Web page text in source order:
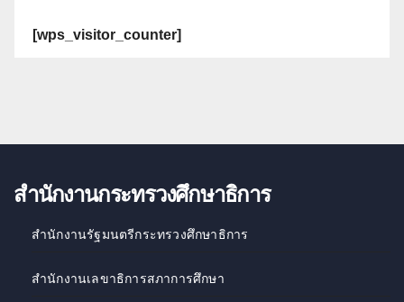
[wps_visitor_counter]
สำนักงานกระทรวงศึกษาธิการ
สำนักงานรัฐมนตรีกระทรวงศึกษาธิการ
สำนักงานเลขาธิการสภาการศึกษา